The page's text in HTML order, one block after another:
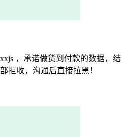
，承诺做货到付款的数据，结
拒收，沟通后直接拉黑！